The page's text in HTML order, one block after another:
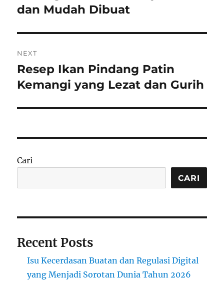
dan Mudah Dibuat
NEXT
Next
post:
Resep Ikan Pindang Patin
Kemangi yang Lezat dan Gurih
Cari
CARI
Recent Posts
Isu Kecerdasan Buatan dan Regulasi Digital
yang Menjadi Sorotan Dunia Tahun 2026